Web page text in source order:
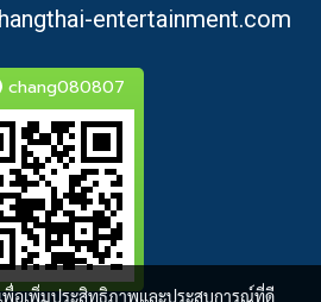
entertainment.com
chang080807
พื่อเพิ่มประสิทธิภาพและประสบการณ์ที่ดี